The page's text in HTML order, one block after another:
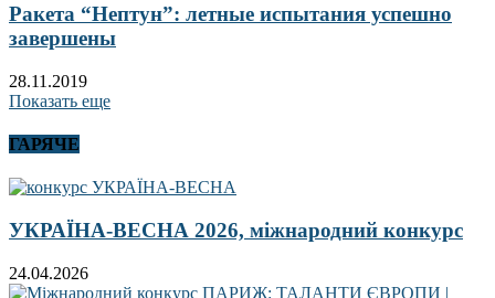
Ракета “Нептун”: летные испытания успешно
завершены
28.11.2019
Показать еще
ГАРЯЧЕ
УКРАЇНА-ВЕСНА 2026, міжнародний конкурс
24.04.2026